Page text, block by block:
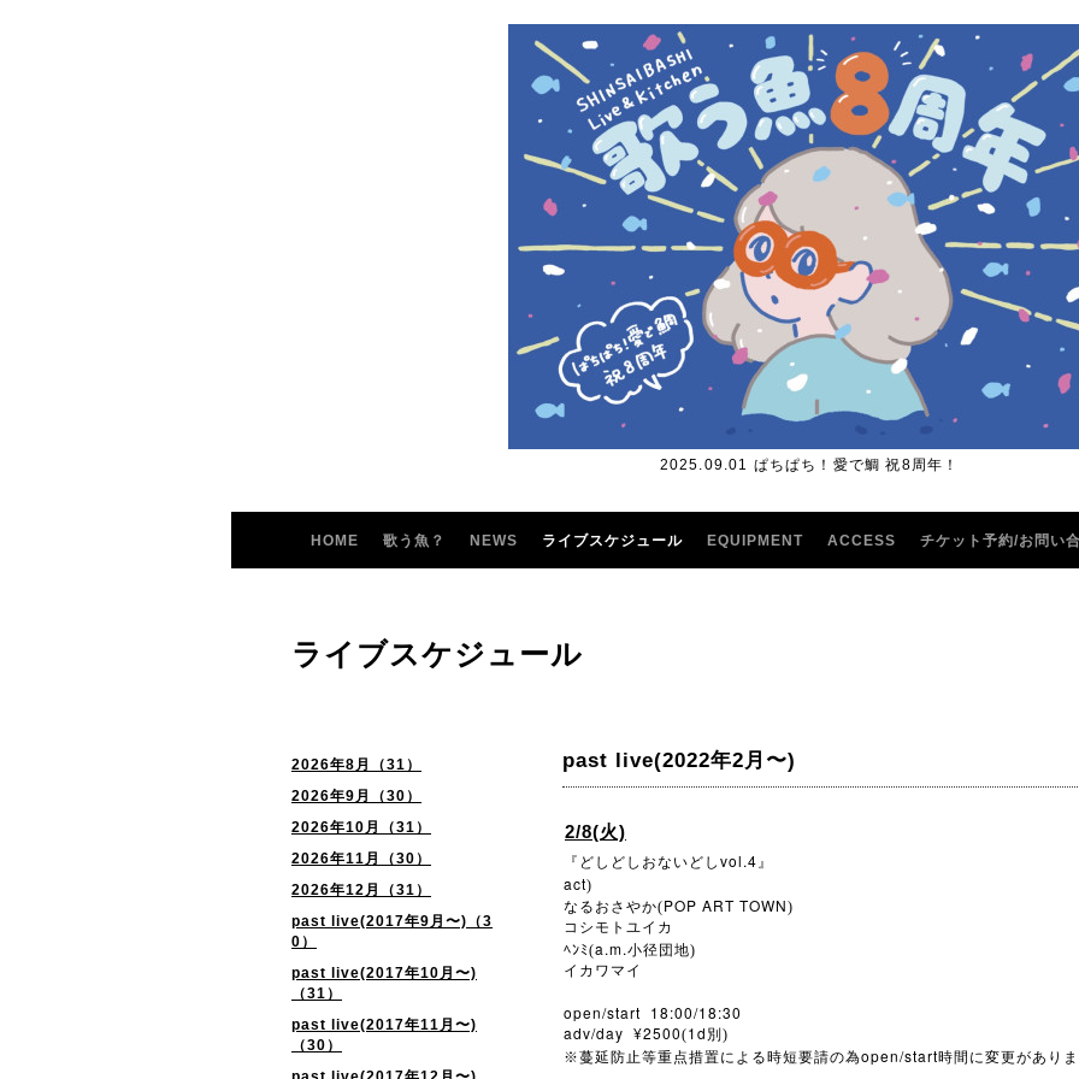
2025.09.01 ぱちぱち！愛で鯛 祝8周年！
HOME 歌う魚？ NEWS ライブスケジュール EQUIPMENT ACCESS チケット予約/お問い
2026年8月（31）
2026年9月（30）
2026年10月（31）
2026年11月（30）
2026年12月（31）
past live(2017年9月〜)（3
0）
past live(2017年10月〜)
（31）
past live(2017年11月〜)
（30）
ライブスケジュール
past live(2022年2月〜)
2/8(火)
『どしどしおないどし vol.4』
act)
なるおさやか(POP ART TOWN)
コシモトユイカ
ﾍﾝﾐ(a.m.小径団地)
イカワマイ
open/start 18:00/18:30
adv/day ¥2500(1d 別)
※蔓延防止等重点措置による時短要請の為open/start時間に変更があり